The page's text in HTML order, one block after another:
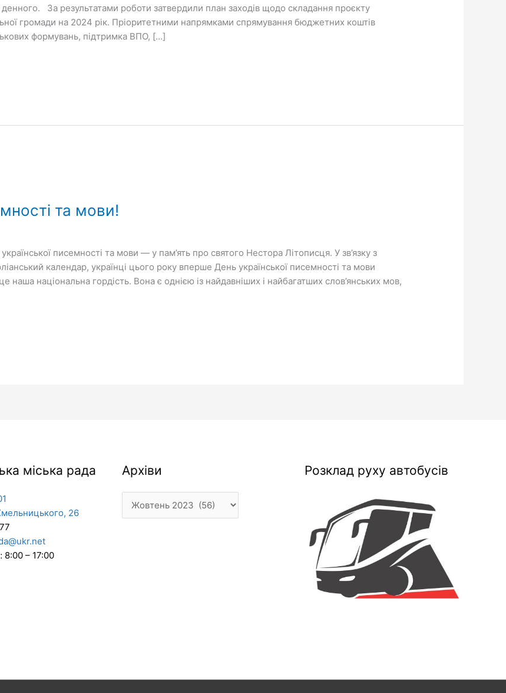
За результатами роботи затвердили план заходів щодо складання проєкту
громади на 2024 рік. Пріоритетними напрямками спрямування бюджетних коштів
формувань, підтримка ВПО, […]
та мови!
писемності та мови — у пам’ять про святого Нестора Літописця. У зв’язку з
календар, українці цього року вперше День української писемності та мови
наша національна гордість. Вона є однією із найдавніших і найбагатших слов’янських мов,
міська рада
26
8:00 – 17:00
Архіви
Архіви Розклад руху автобусів